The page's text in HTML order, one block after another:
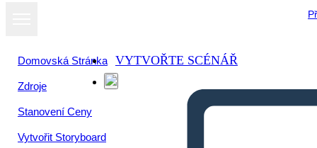
Domovská Stránka
Zdroje
Stanovení Ceny
Vytvořit Storyboard
VYTVOŘTE SCÉNÁŘ